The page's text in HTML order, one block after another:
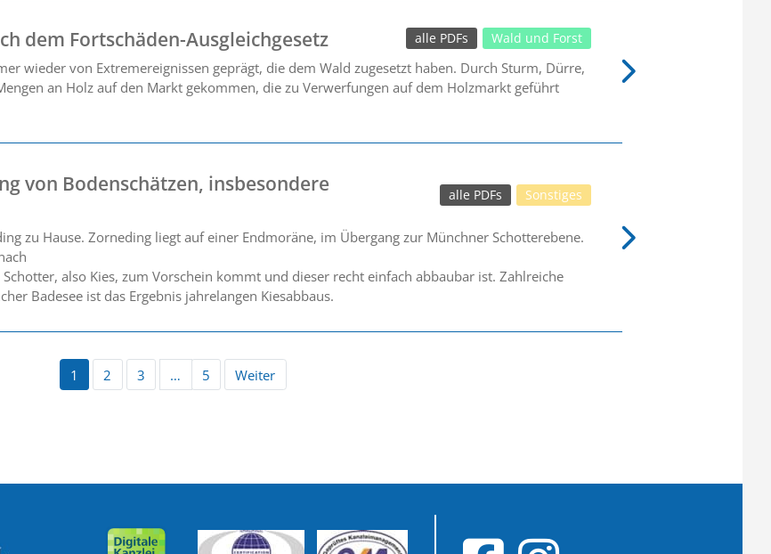
dem Fortschäden-Ausgleichgesetz Wald und Forst
alle PDFs
wieder von Extremereignissen geprägt, die dem Wald zugesetzt haben. Durch Sturm, Dürre,
an Holz auf den Markt gekommen, die zu Verwerfungen auf dem Holzmarkt geführt
von Bodenschätzen, insbesondere
Sonstiges
alle PDFs
zu Hause. Zorneding liegt auf einer Endmoräne, im Übergang zur Münchner Schotterebene.
also Kies, zum Vorschein kommt und dieser recht einfach abbaubar ist. Zahlreiche
Badesee ist das Ergebnis jahrelangen Kiesabbaus.
1 2 3 … 5 Weiter